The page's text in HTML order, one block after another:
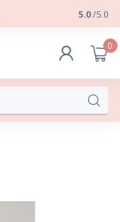
24/7
5.0 /5.0
0